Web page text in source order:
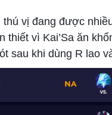
vị đang được
thiết vì Kai’Sa ăn
sau khi dùng R lao